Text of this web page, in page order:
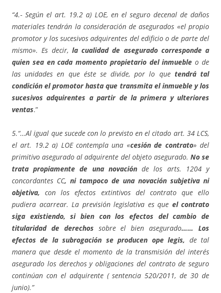
“4.- Según el art. 19.2 a) LOE, en el seguro decenal de daños
materiales tendrán la consideración de asegurados «el propio
promotor y los sucesivos adquirentes del edificio o de parte del
mismo». Es decir, la cualidad de asegurado corresponde a
quien sea en cada momento propietario del inmueble o de
las unidades en que éste se divide, por lo que tendrá tal
condición el promotor hasta que transmita el inmueble y los
sucesivos adquirentes a partir de la primera y ulteriores
ventas.”
5.“…Al igual que sucede con lo previsto en el citado art. 34 LCS,
el art. 19.2 a) LOE contempla una «cesión de contrato» del
primitivo asegurado al adquirente del objeto asegurado. No se
trata propiamente de una novaciónde los arts. 1204 y
concordantes CC, ni tampoco de una novación subjetiva ni
objetiva, con los efectos extintivos del contrato que ello
pudiera acarrear. La previsión legislativa es que el contrato
siga existiendo, si bien con los efectos del cambio de
titularidad de derechos sobre el bien asegurado…… Los
efectos de la subrogación se producen ope legis, de tal
manera que desde el momento de la transmisión del interés
asegurado los derechos y obligaciones del contrato de seguro
continúan con el adquirente ( sentencia 520/2011, de 30 de
junio).”